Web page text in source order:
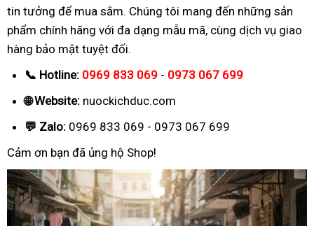
tin tưởng để mua sắm. Chúng tôi mang đến những sản
phẩm chính hãng với đa dạng mẫu mã, cùng dịch vụ giao
hàng bảo mật tuyệt đối.
📞 Hotline: 0969 833 069 - 0973 067 699
🌐 Website: nuockichduc.com
💬 Zalo: 0969 833 069 - 0973 067 699
Cảm ơn bạn đã ủng hộ Shop!